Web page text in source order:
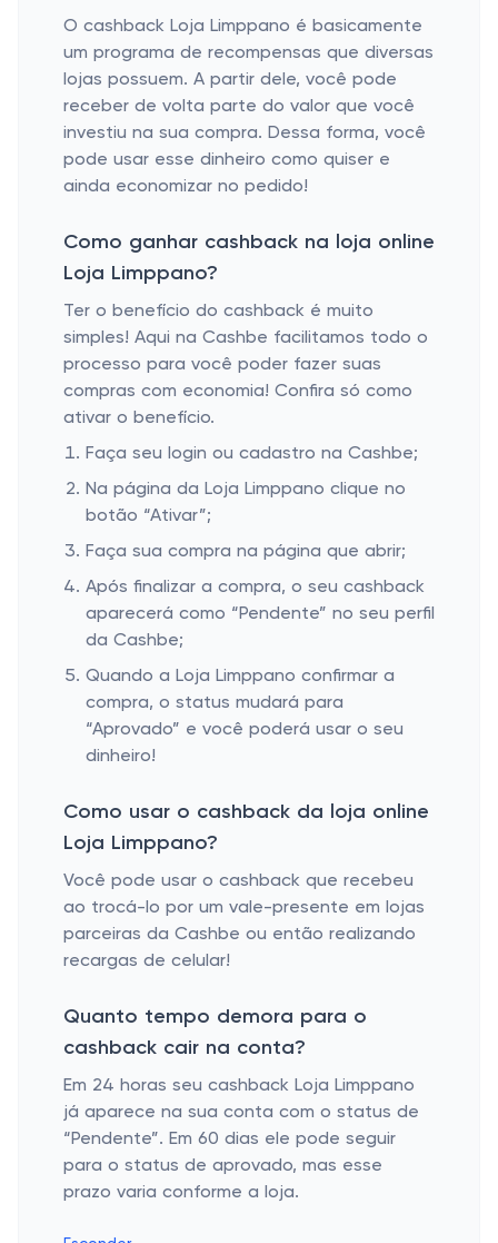
O cashback Loja Limppano é basicamente
um programa de recompensas que diversas
lojas possuem. A partir dele, você pode
receber de volta parte do valor que você
investiu na sua compra. Dessa forma, você
pode usar esse dinheiro como quiser e
ainda economizar no pedido!
Como ganhar cashback na loja online
Loja Limppano?
Ter o benefício do cashback é muito
simples! Aqui na Cashbe facilitamos todo o
processo para você poder fazer suas
compras com economia! Confira só como
ativar o benefício.
Faça seu login ou cadastro na Cashbe;
Na página da Loja Limppano clique no
botão “Ativar”;
Faça sua compra na página que abrir;
Após finalizar a compra, o seu cashback
aparecerá como “Pendente” no seu perfil
da Cashbe;
Quando a Loja Limppano confirmar a
compra, o status mudará para
“Aprovado” e você poderá usar o seu
dinheiro!
Como usar o cashback da loja online
Loja Limppano?
Você pode usar o cashback que recebeu
ao trocá-lo por um vale-presente em lojas
parceiras da Cashbe ou então realizando
recargas de celular!
Quanto tempo demora para o
cashback cair na conta?
Em 24 horas seu cashback Loja Limppano
já aparece na sua conta com o status de
“Pendente”. Em 60 dias ele pode seguir
para o status de aprovado, mas esse
prazo varia conforme a loja.